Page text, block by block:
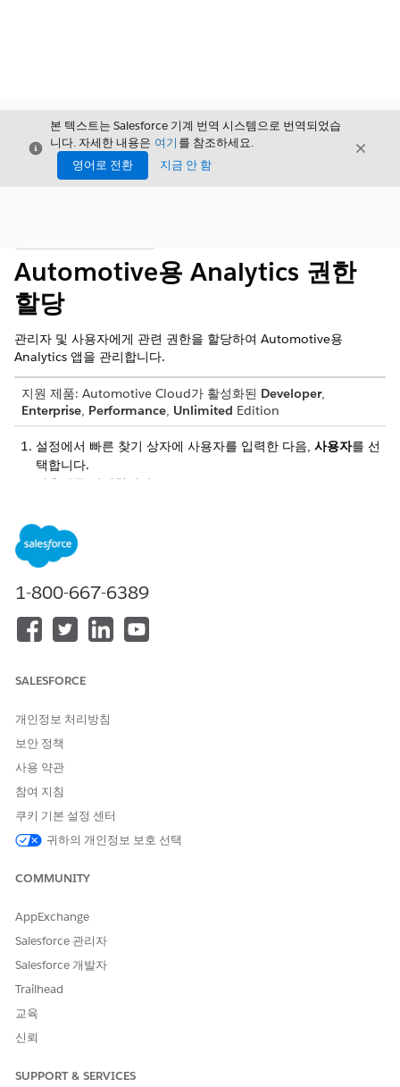
닫기
본 텍스트는 Salesforce 기계 번역 시스템으로 번역되었습
니다. 자세한 내용은 여기 를 참조하세요.
영어로 전환
지금 안 함
닫기
Automotive용 Analytics 권한
할당
관리자 및 사용자에게 관련 권한을 할당하여 Automotive용
Analytics 앱을 관리합니다.
지원 제품: Automotive Cloud가 활성화된 Developer,
Enterprise, Performance, Unlimited Edition
설정에서 빠른 찾기 상자에 사용자를 입력한 다음, 사용자를 선
택합니다.
사용자를 선택합니다.
권한 집합을 할당하려면 사용 가능한 권한 집합에서 선택을 하
고추가를 클릭합니다.
관리자 권한을 할당하려면 CRM Analytics Plus 관리자 및
사용자 권한을 할당하려면 CRM Analytics Plus 사용자 및
Automotive Analytics 사용자 권한 집합 모두를 선택합니다.
변경 사항을 저장합니다.
1-800-667-6389
SALESFORCE
개인정보 처리방침
보안 정책
사용 약관
참여 지침
쿠키 기본 설정 센터
귀하의 개인정보 보호 선택
COMMUNITY
AppExchange
Salesforce 관리자
Salesforce 개발자
Trailhead
교육
신뢰
SUPPORT & SERVICES